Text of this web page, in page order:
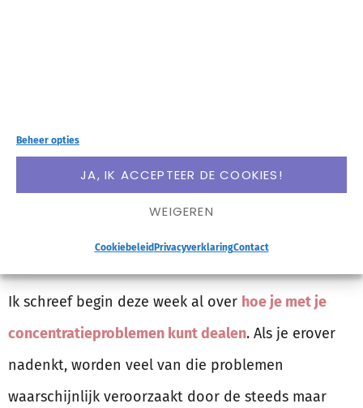
Beheer opties
JA, IK ACCEPTEER DE COOKIES!
WEIGEREN
Cookiebeleid PrivacyverklaringContact
Ik schreef begin deze week al over hoe je met je
concentratieproblemen kunt dealen. Als je erover
nadenkt, worden veel van die problemen
waarschijnlijk veroorzaakt door de steeds maar